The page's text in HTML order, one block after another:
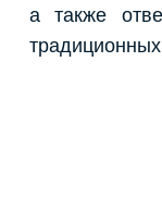
а также